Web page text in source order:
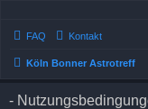
FAQ Kontakt
Köln Bonner Astrotreff
-